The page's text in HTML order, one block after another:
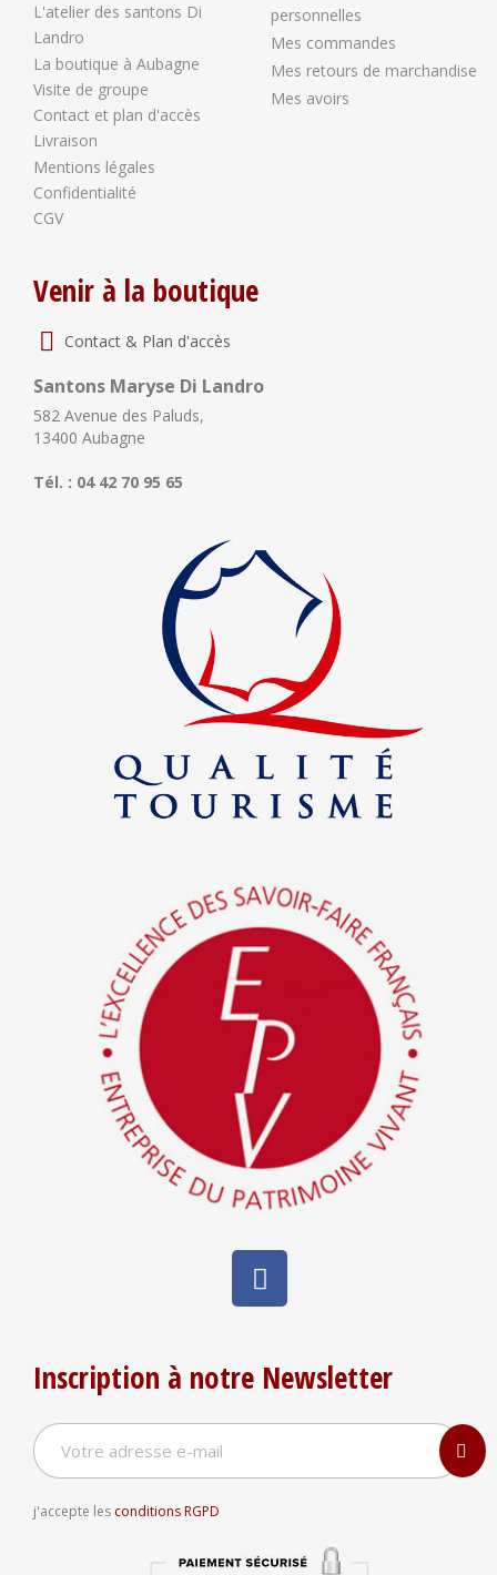
L'atelier des santons Di
Landro
La boutique à Aubagne
Visite de groupe
Contact et plan d'accès
Livraison
Mentions légales
Confidentialité
CGV
personnelles
Mes commandes
Mes retours de marchandise
Mes avoirs
Venir à la boutique
Contact & Plan d'accès
Santons Maryse Di Landro
582 Avenue des Paluds,
13400 Aubagne
Tél. : 04 42 70 95 65
Inscription à notre Newsletter
j'accepte les conditions RGPD